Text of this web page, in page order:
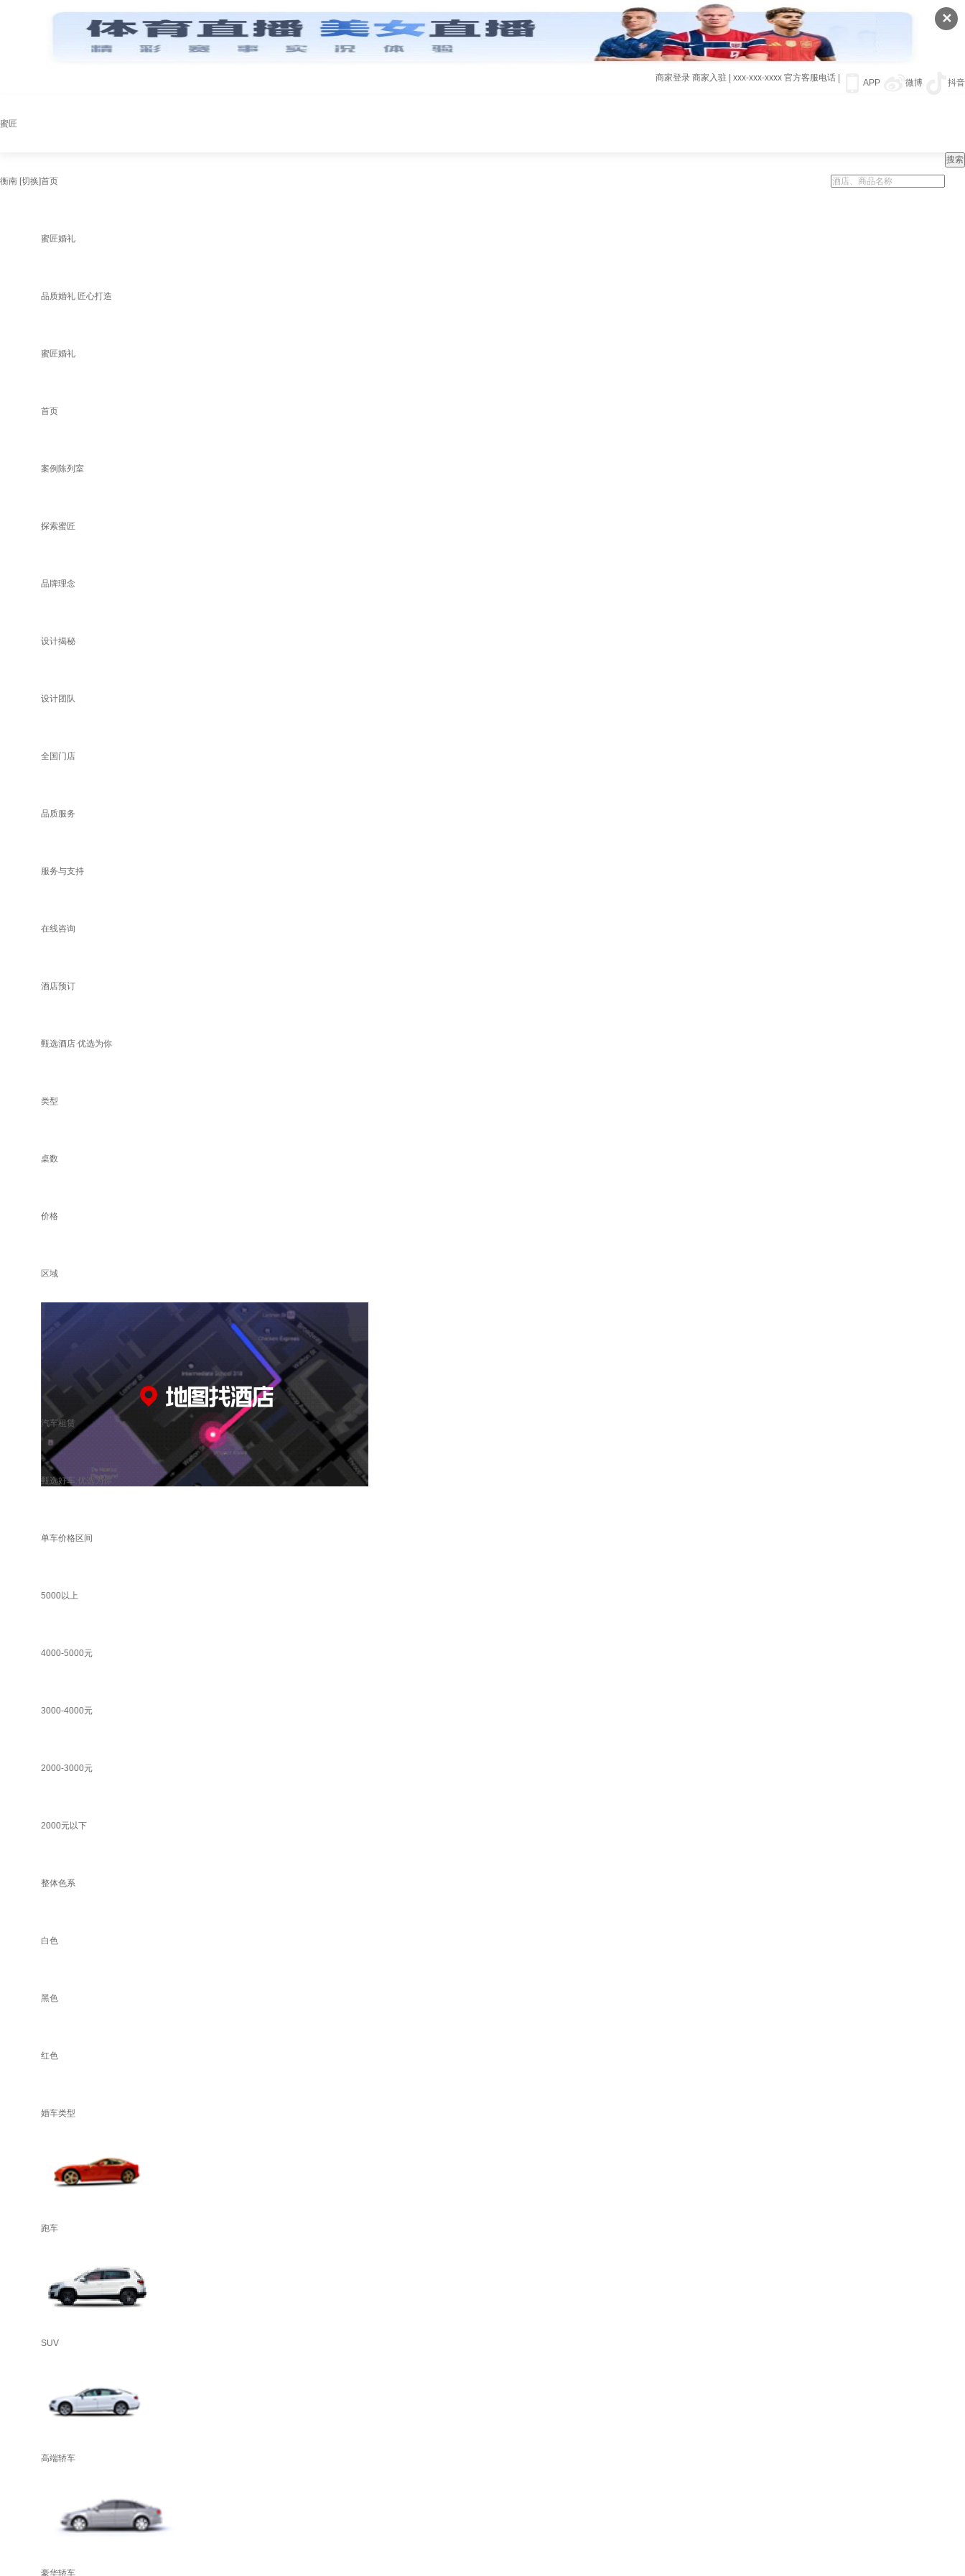
✕
APP 微博 抖音
商家登录 商家入驻 xxx-xxx-xxxx 官方客服电话
蜜匠
衡南 [切换]首页
蜜匠婚礼
品质婚礼 匠心打造
蜜匠婚礼
首页
案例陈列室
探索蜜匠
品牌理念
设计揭秘
设计团队
全国门店
品质服务
服务与支持
在线咨询
酒店预订
甄选酒店 优选为你
类型
桌数
价格
区域
汽车租赁
甄选好车 优选为你
单车价格区间
5000以上
4000-5000元
3000-4000元
2000-3000元
2000元以下
整体色系
白色
黑色
红色
婚车类型
跑车
SUV
高端轿车
豪华轿车